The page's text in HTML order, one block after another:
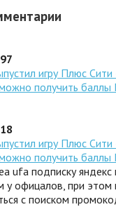
игру Плюс
получить
игру Плюс
получить
ufa подписку
у офицалов, при этом
с поиском